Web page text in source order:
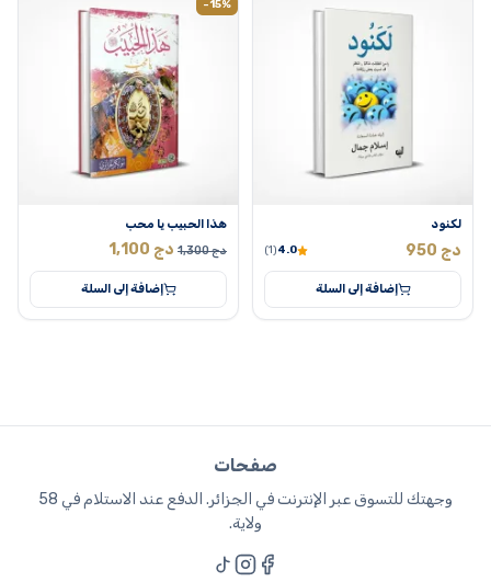
لكنود
950 دج 4.0
(1)
إضافة إلى السلة
-15%
هذا الحبيب يا محب
1,300دج
السعر
الأصلي
هو:
1,300 دج.
1,100 دج
السعر
الحالي
هو:
1,100 دج.
إضافة إلى السلة
صفحات
وجهتك للتسوق عبر الإنترنت في الجزائر. الدفع عند الاستلام في 58
ولاية.